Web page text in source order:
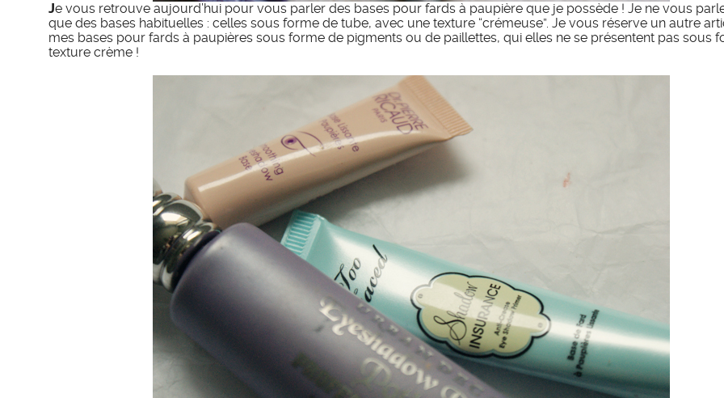
Je vous retrouve aujourd’hui pour vous parler des bases pour fards à paupière que je possède ! Je ne vous
que des bases habituelles : celles sous forme de tube, avec une texture “crémeuse”. Je vous réserve un autre
mes bases pour fards à paupières sous forme de pigments ou de paillettes, qui elles ne se présentent pas sous
texture crème !